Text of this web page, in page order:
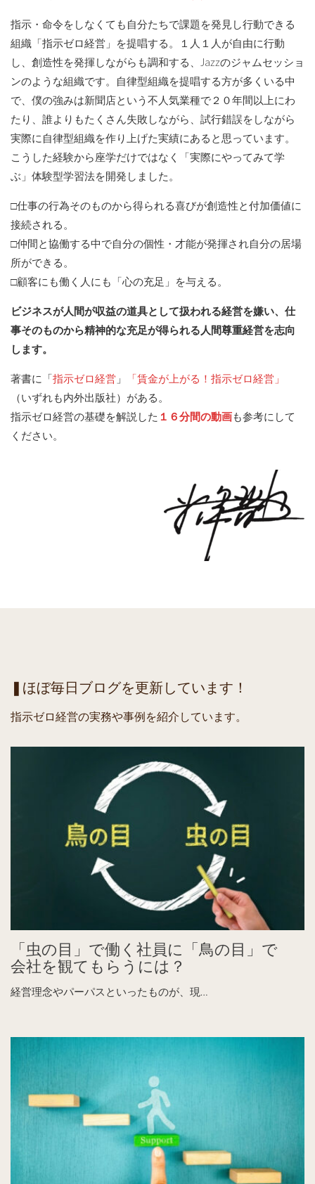
指示・命令をしなくても自分たちで課題を発見し行動できる
組織「指示ゼロ経営」を提唱する。１人１人が自由に行動
し、創造性を発揮しながらも調和する、Jazzのジャムセッショ
ンのような組織です。自律型組織を提唱する方が多くいる中
で、僕の強みは新聞店という不人気業種で２０年間以上にわ
たり、誰よりもたくさん失敗しながら、試行錯誤をしながら
実際に自律型組織を作り上げた実績にあると思っています。
こうした経験から座学だけではなく「実際にやってみて学
ぶ」体験型学習法を開発しました。
□仕事の行為そのものから得られる喜びが創造性と付加価値に
接続される。
□仲間と協働する中で自分の個性・才能が発揮され自分の居場
所ができる。
□顧客にも働く人にも「心の充足」を与える。
ビジネスが人間が収益の道具として扱われる経営を嫌い、仕
事そのものから精神的な充足が得られる人間尊重経営を志向
します。
著書に「指示ゼロ経営 」
「賃金が上がる！指示ゼロ経営」
（いずれも内外出版社）がある。
指示ゼロ経営の基礎を解説した １６分間の動画も参考にして
ください。
❚ほぼ毎日ブログを更新しています！
指示ゼロ経営の実務や事例を紹介しています。
「虫の目」で働く社員に「鳥の目」で
会社を観てもらうには？
経営理念やパーパスといったものが、現…